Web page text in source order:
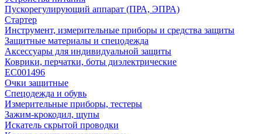
Пускорегулирующий аппарат (ПРА, ЭПРА)
Стартер
Инструмент, измерительные приборы и средства защиты
Защитные материалы и спецодежда
Аксессуары для индивидуальной защиты
Коврики, перчатки, боты диэлектрические
EC001496
Очки защитные
Спецодежда и обувь
Измерительные приборы, тестеры
Зажим-крокодил, щупы
Искатель скрытой проводки